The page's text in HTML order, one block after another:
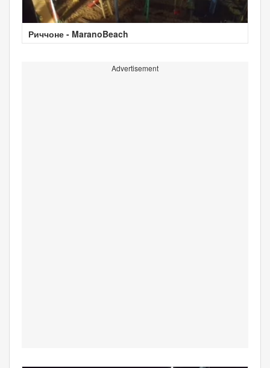
Риччоне - MaranoBeach
Advertisement